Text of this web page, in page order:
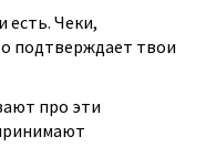
есть. Чеки,
подтверждает твои
про эти